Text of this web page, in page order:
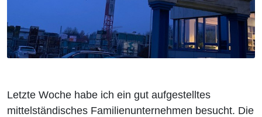
Letzte Woche habe ich ein gut aufgestelltes
mittelständisches Familienunternehmen besucht. Die